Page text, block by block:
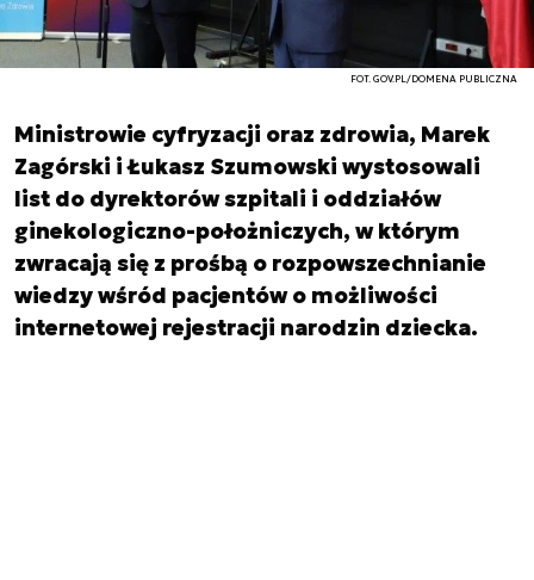
FOT. GOV.PL/DOMENA PUBLICZNA
Ministrowie cyfryzacji oraz zdrowia, Marek
Zagórski i Łukasz Szumowski wystosowali
list do dyrektorów szpitali i oddziałów
ginekologiczno-położniczych, w którym
zwracają się z prośbą o rozpowszechnianie
wiedzy wśród pacjentów o możliwości
internetowej rejestracji narodzin dziecka.